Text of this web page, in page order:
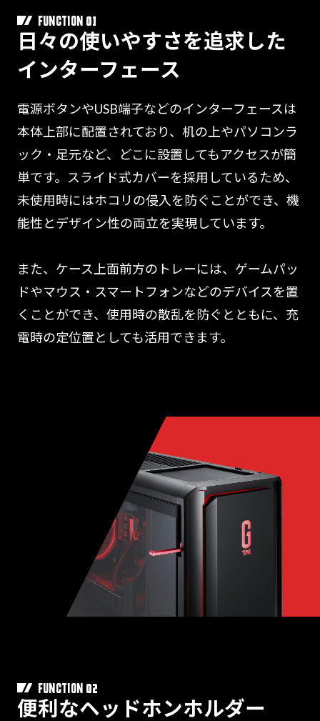
FUNCTION 01
日々の使いやすさを追求した
インターフェース
電源ボタンやUSB端子などのインターフェースは
本体上部に配置されており、机の上やパソコンラ
ック・足元など、どこに設置してもアクセスが簡
単です。スライド式カバーを採用しているため、
未使用時にはホコリの侵入を防ぐことができ、機
能性とデザイン性の両立を実現しています。
また、ケース上面前方のトレーには、ゲームパッ
ドやマウス・スマートフォンなどのデバイスを置
くことができ、使用時の散乱を防ぐとともに、充
電時の定位置としても活用できます。
FUNCTION 02
便利なヘッドホンホルダー